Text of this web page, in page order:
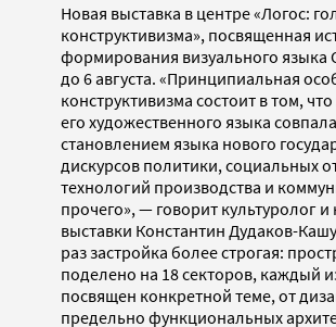
Новая выставка в центре «Логос:
конструктивизма», посвященная
формирования визуального языка
до 6 августа. «Принципиальная
конструктивизма состоит в том,
его художественного языка
становлением языка нового
дискурсов политики, социальных
технологий производства и
прочего», — говорит культуролог и
выставки Константин Дудаков-
раз застройка более строгая:
поделено на 18 секторов, каждый
посвящен конкретной теме, от
предельно функциональных